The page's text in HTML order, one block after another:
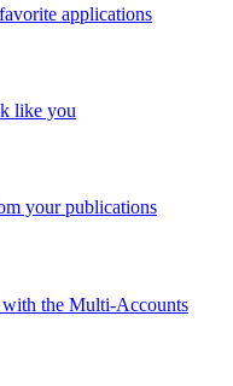
applications
like you
your publications
with the Multi-Accounts